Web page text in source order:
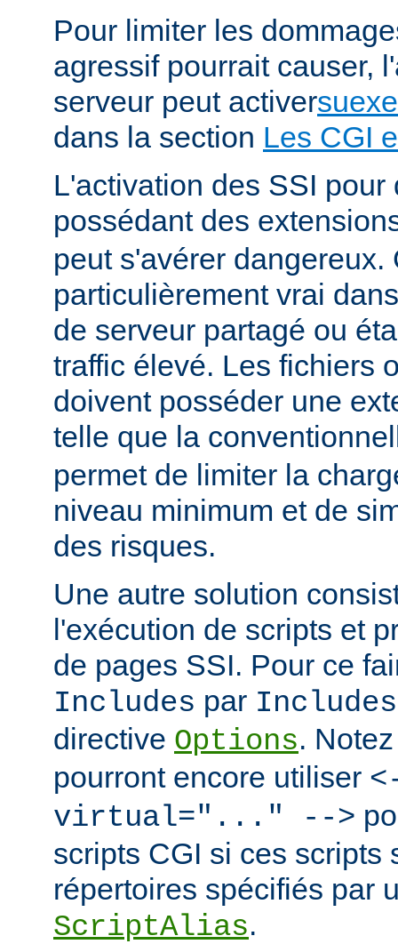
Pour limiter les
agressif pourrait causer,
serveur peut activer
dans la section Les CGI
L'activation des SSI pour
possédant des
peut s'avérer dangereux.
particulièrement vrai
de serveur partagé ou
traffic élevé. Les fichiers
doivent posséder une
telle que la
permet de limiter la
niveau minimum et de
des risques.
Une autre solution
l'exécution de scripts et
de pages SSI. Pour ce
Includes par
directive Options.
pourront encore utiliser
virtual="..." -->
scripts CGI si ces scripts
répertoires spécifiés par
ScriptAlias.